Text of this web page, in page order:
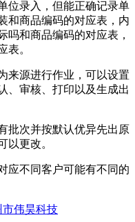
位录入，但能正确记录单
和商品编码的对应表，内
吗和商品编码的对应表，
表。
来源进行作业，可以设置
、审核、打印以及生成出
批次并按默认优异先出原
以更改。
应不同客户可能有不同的
伟昊科技